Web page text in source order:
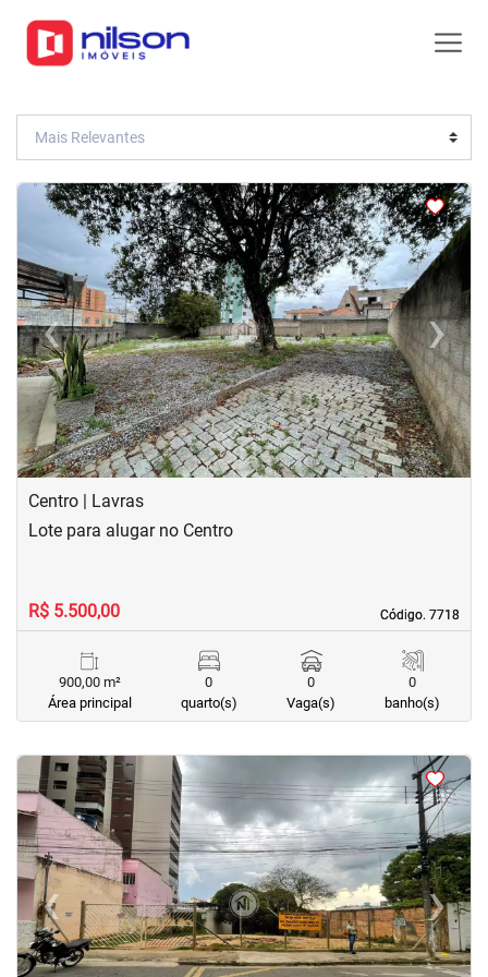
< <<
‹Previous ›Next
Centro | Lavras
Código. 7718
Código. 7718
Lote para alugar no Centro
R$ 5.500,00
900,00 m²
Área principal
0
quarto(s)
0
Vaga(s)
0
banho(s)
‹Previous ›Next